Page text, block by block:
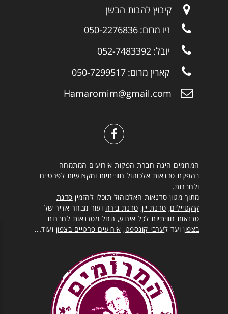
קיבוץ להבות הבשן
זיו מרום: 050-2276836
יובל: 052-7483392
קארין מרום: 050-7299517
Hamaromim@gmail.com
המרומים הינה חברת הפקות אירועים המתמחה
בהפקת סדנאות אלכוהול חווייתיות ומקצועיות לפרטיים
ולחברות.
מתוך מגוון סדנאות האלכוהול תוכלו להזמין סדנת
קוקטיילים, סדנת יין, סדנת בירה ועוד מבחר אדיר של
סדנאות חוויתיות לכל אירוע, החל מסדנאות לחברות
בצפוןועד לערבי קונספט, אירועים פרטיים בצפון ועוד...